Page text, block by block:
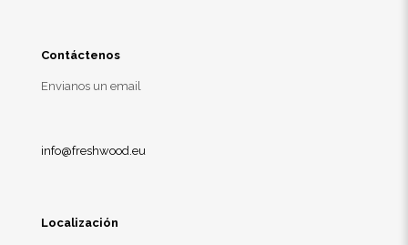
Contáctenos
Envianos un email
info@freshwood.eu
Localización